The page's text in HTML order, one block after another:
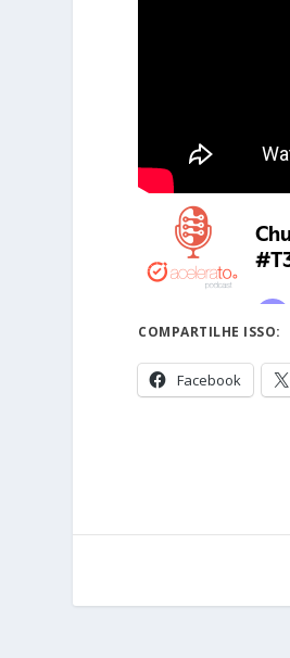
COMPARTILHE ISSO:
Facebook